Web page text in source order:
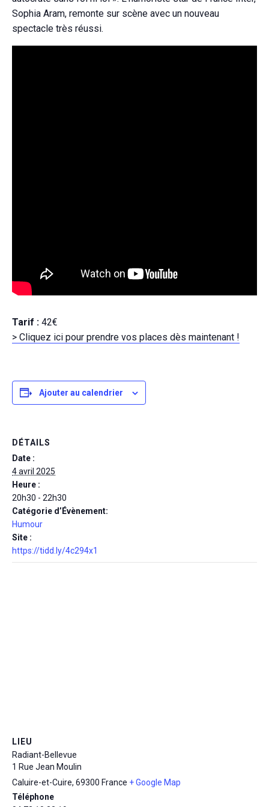
Sophia Aram, remonte sur scène avec un nouveau
spectacle très réussi.
Tarif : 42€
> Cliquez ici pour prendre vos places dès maintenant !
Ajouter au calendrier
DÉTAILS
Date :
4 avril 2025
Heure :
20h30 - 22h30
Catégorie d’Évènement:
Humour
Site :
https://tidd.ly/4c294x1
LIEU
Radiant-Bellevue
1 Rue Jean Moulin
Caluire-et-Cuire, 69300 France + Google Map
Téléphone